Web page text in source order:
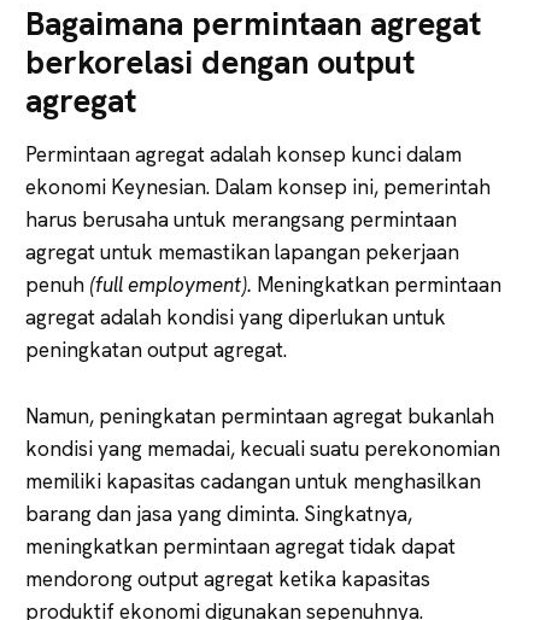
Bagaimana permintaan agregat
berkorelasi dengan output
agregat
Permintaan agregat adalah konsep kunci dalam
ekonomi Keynesian. Dalam konsep ini, pemerintah
harus berusaha untuk merangsang permintaan
agregat untuk memastikan lapangan pekerjaan
penuh (full employment). Meningkatkan permintaan
agregat adalah kondisi yang diperlukan untuk
peningkatan output agregat.
Namun, peningkatan permintaan agregat bukanlah
kondisi yang memadai, kecuali suatu perekonomian
memiliki kapasitas cadangan untuk menghasilkan
barang dan jasa yang diminta. Singkatnya,
meningkatkan permintaan agregat tidak dapat
mendorong output agregat ketika kapasitas
produktif ekonomi digunakan sepenuhnya.